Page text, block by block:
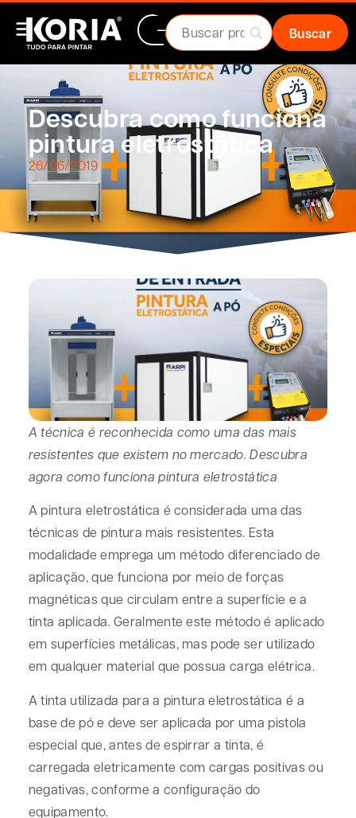
Descubra como funciona
pintura eletrostática
26/06/2019
A técnica é reconhecida como uma das mais
resistentes que existem no mercado. Descubra
agora como funciona pintura eletrostática
A pintura eletrostática é considerada uma das
técnicas de pintura mais resistentes. Esta
modalidade emprega um método diferenciado de
aplicação, que funciona por meio de forças
magnéticas que circulam entre a superfície e a
tinta aplicada. Geralmente este método é aplicado
em superfícies metálicas, mas pode ser utilizado
em qualquer material que possua carga elétrica.
A tinta utilizada para a pintura eletrostática é a
base de pó e deve ser aplicada por uma pistola
especial que, antes de espirrar a tinta, é
carregada eletricamente com cargas positivas ou
negativas, conforme a configuração do
equipamento.